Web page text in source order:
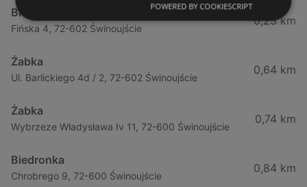
Biedronka
Fińska 4, 72-602 Świnoujście
0,23 km
Żabka
Ul. Barlickiego 4d / 2, 72-602 Świnoujście
0,64 km
Żabka
Wybrzeze Władysława Iv 11, 72-600 Świnoujście
0,74 km
Biedronka
Chrobrego 9, 72-600 Świnoujście
0,84 km
POWERED BY COOKIESCRIPT